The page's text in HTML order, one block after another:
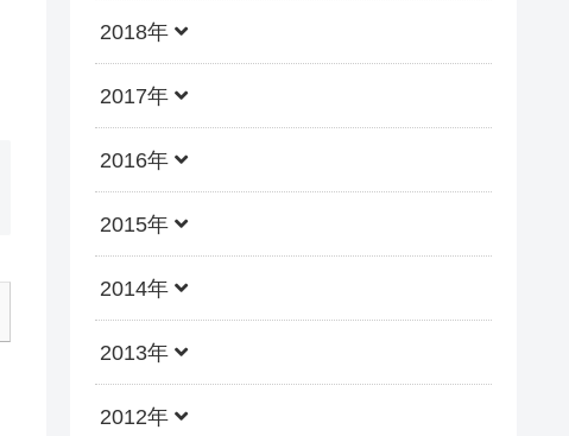
2018年
2017年
2016年
2015年
2014年
2013年
2012年